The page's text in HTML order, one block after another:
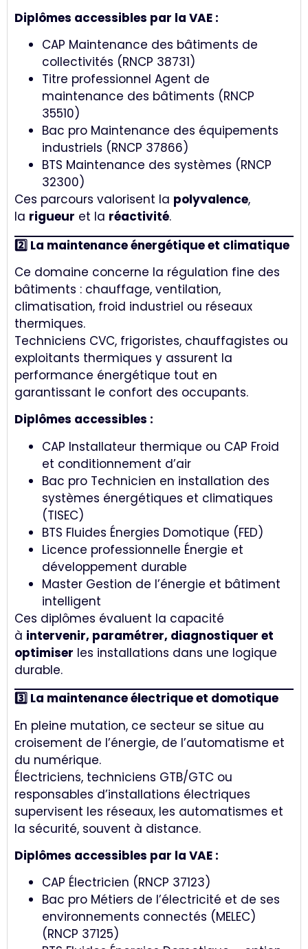
Diplômes accessibles par la VAE :
CAP Maintenance des bâtiments de
collectivités (RNCP 38731)
Titre professionnel Agent de
maintenance des bâtiments (RNCP
35510)
Bac pro Maintenance des équipements
industriels (RNCP 37866)
BTS Maintenance des systèmes (RNCP
32300)
Ces parcours valorisent la polyvalence,
la rigueur et la réactivité.
2️⃣ La maintenance énergétique et climatique
Ce domaine concerne la régulation fine des
bâtiments : chauffage, ventilation,
climatisation, froid industriel ou réseaux
thermiques.
Techniciens CVC, frigoristes, chauffagistes ou
exploitants thermiques y assurent la
performance énergétique tout en
garantissant le confort des occupants.
Diplômes accessibles :
CAP Installateur thermique ou CAP Froid
et conditionnement d’air
Bac pro Technicien en installation des
systèmes énergétiques et climatiques
(TISEC)
BTS Fluides Énergies Domotique (FED)
Licence professionnelle Énergie et
développement durable
Master Gestion de l’énergie et bâtiment
intelligent
Ces diplômes évaluent la capacité
à intervenir, paramétrer, diagnostiquer et
optimiser les installations dans une logique
durable.
3️⃣ La maintenance électrique et domotique
En pleine mutation, ce secteur se situe au
croisement de l’énergie, de l’automatisme et
du numérique.
Électriciens, techniciens GTB/GTC ou
responsables d’installations électriques
supervisent les réseaux, les automatismes et
la sécurité, souvent à distance.
Diplômes accessibles par la VAE :
CAP Électricien (RNCP 37123)
Bac pro Métiers de l’électricité et de ses
environnements connectés (MELEC)
(RNCP 37125)